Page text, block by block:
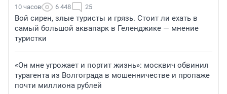
10 часов 6 448 25
Вой сирен, злые туристы и грязь. Стоит ли ехать в
самый большой аквапарк в Геленджике — мнение
туристки
«Он мне угрожает и портит жизнь»: москвич обвинил
турагента из Волгограда в мошенничестве и пропаже
почти миллиона рублей